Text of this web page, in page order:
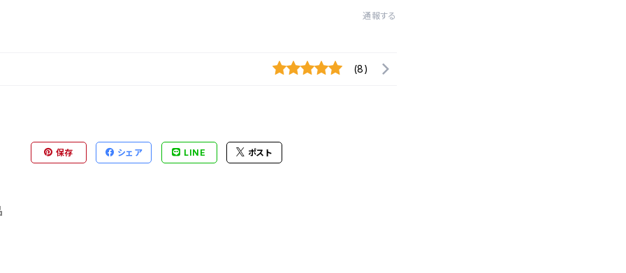
通報する
(8)
保存 シェア LINE ポスト